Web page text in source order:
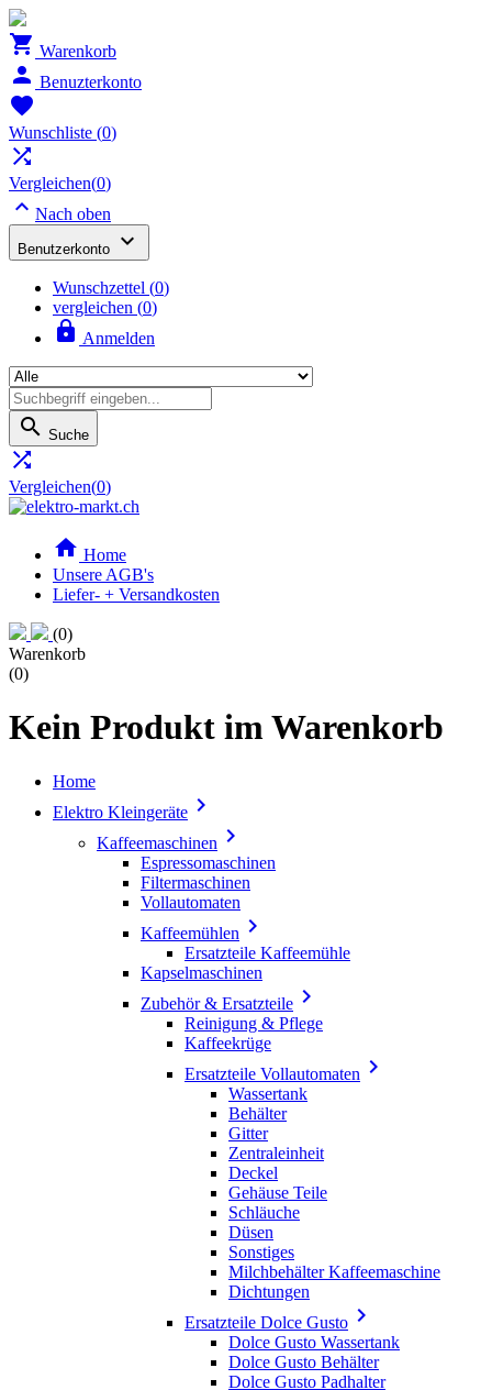
 Warenkorb
 Benuzterkonto

Wunschliste (0)

Vergleichen(0)
 Nach oben
Benutzerkonto 
Wunschzettel (0)
vergleichen (0)
 Anmelden
 Suche

Vergleichen(0)
 Home
Unsere AGB's
Liefer- + Versandkosten
(0)
Warenkorb
(0)
Kein Produkt im Warenkorb
Home
Elektro Kleingeräte 
Kaffeemaschinen 
Espressomaschinen
Filtermaschinen
Vollautomaten
Kaffeemühlen 
Ersatzteile Kaffeemühle
Kapselmaschinen
Zubehör & Ersatzteile 
Reinigung & Pflege
Kaffeekrüge
Ersatzteile Vollautomaten 
Wassertank
Behälter
Gitter
Zentraleinheit
Deckel
Gehäuse Teile
Schläuche
Düsen
Sonstiges
Milchbehälter Kaffeemaschine
Dichtungen
Ersatzteile Dolce Gusto 
Dolce Gusto Wassertank
Dolce Gusto Behälter
Dolce Gusto Padhalter